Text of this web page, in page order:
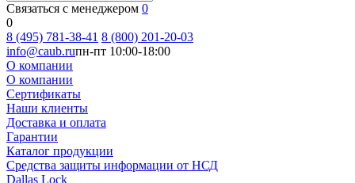
Связаться с менеджером 0
0
8 (495) 781-38-41 8 (800) 201-20-03
info@caub.ruпн-пт 10:00-18:00
О компании
О компании
Сертификаты
Наши клиенты
Доставка и оплата
Гарантии
Каталог продукции
Средства защиты информации от НСД
Dallas Lock